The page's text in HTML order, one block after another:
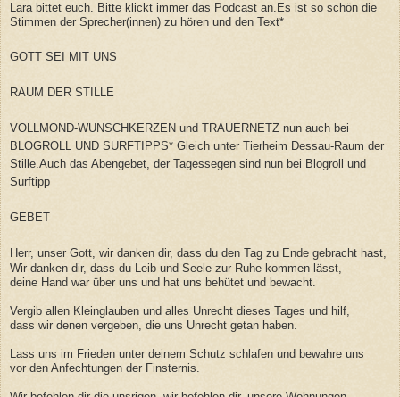
Lara bittet euch. Bitte klickt immer das Podcast an.Es ist so schön die
Stimmen der Sprecher(innen) zu hören und den Text*
GOTT SEI MIT UNS
RAUM DER STILLE
VOLLMOND-WUNSCHKERZEN und TRAUERNETZ nun auch bei
BLOGROLL UND SURFTIPPS* Gleich unter Tierheim Dessau-Raum der
Stille.Auch das Abengebet, der Tagessegen sind nun bei Blogroll und
Surftipp
GEBET
Herr, unser Gott, wir danken dir, dass du den Tag zu Ende gebracht hast,
Wir danken dir, dass du Leib und Seele zur Ruhe kommen lässt,
deine Hand war über uns und hat uns behütet und bewacht.
Vergib allen Kleinglauben und alles Unrecht dieses Tages und hilf,
dass wir denen vergeben, die uns Unrecht getan haben.
Lass uns im Frieden unter deinem Schutz schlafen und bewahre uns
vor den Anfechtungen der Finsternis.